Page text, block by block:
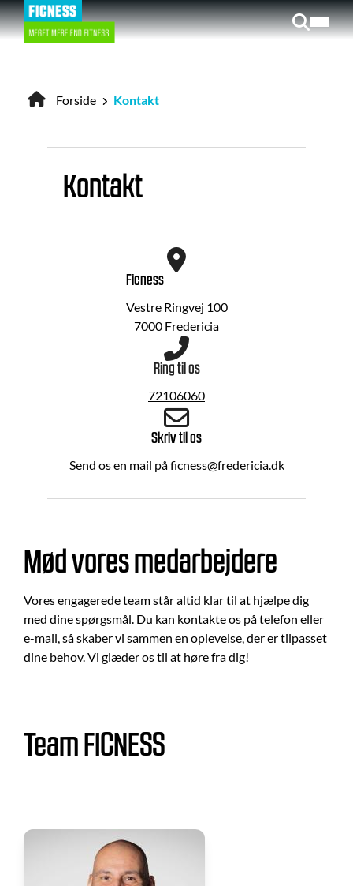
Gå
til
hovedindhold
Forside Kontakt
Kontakt
Ficness
Vestre Ringvej 100
7000 Fredericia
Ring til os
72106060
Skriv til os
Send os en mail på ficness@fredericia.dk
Mød vores medarbejdere
Vores engagerede team står altid klar til at hjælpe dig
med dine spørgsmål. Du kan kontakte os på telefon eller
e-mail, så skaber vi sammen en oplevelse, der er tilpasset
dine behov. Vi glæder os til at høre fra dig!
Team FICNESS